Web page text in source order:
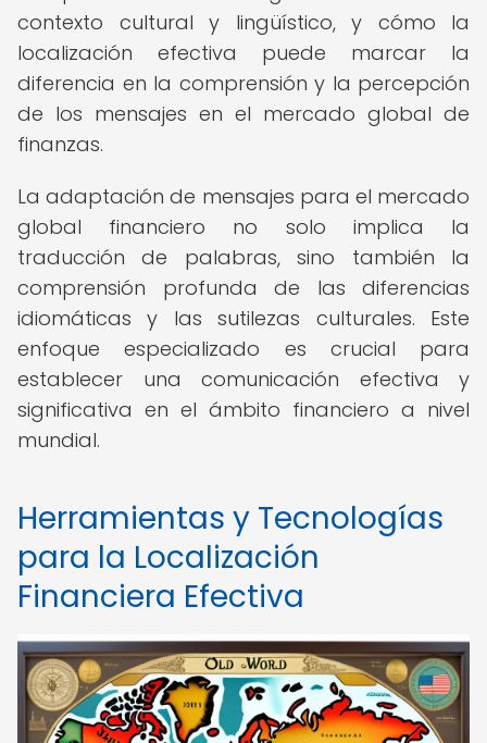
contexto cultural y lingüístico, y cómo la
localización efectiva puede marcar la
diferencia en la comprensión y la percepción
de los mensajes en el mercado global de
finanzas.
La adaptación de mensajes para el mercado
global financiero no solo implica la
traducción de palabras, sino también la
comprensión profunda de las diferencias
idiomáticas y las sutilezas culturales. Este
enfoque especializado es crucial para
establecer una comunicación efectiva y
significativa en el ámbito financiero a nivel
mundial.
Herramientas y Tecnologías
para la Localización
Financiera Efectiva